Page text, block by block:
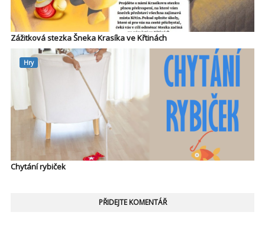
Zážitková stezka Šneka Krasíka ve Křtinách
Hry
Chytání rybiček
PŘIDEJTE KOMENTÁŘ